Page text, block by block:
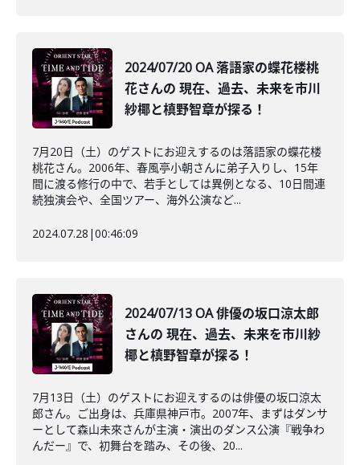
2024/07/20 OA 落語家の蝶花楼桃
花さんの 現在、過去、未来を市川
紗椰と槙野智章が探る！
7月20日（土）のゲストにお迎えするのは落語家の蝶花楼
桃花さん。2006年、春風亭小朝さんに弟子入りし、15年
間に渡る修行の中で、若手としては異例となる、10日間連
続独演会や、全国ツアー、海外公演など...
2024.07.28 |00:46:09
2024/07/13 OA 俳優の坂口涼太郎
さんの 現在、過去、未来を市川紗
椰と槙野智章が探る！
7月13日（土）のゲストにお迎えするのは俳優の坂口涼太
郎さん。ご出身は、兵庫県神戸市。2007年、まずはダンサ
ーとして森山未來さんが主演・演出のダンス公演『戦争わ
んだー』で、初舞台を踏み、その後、20...